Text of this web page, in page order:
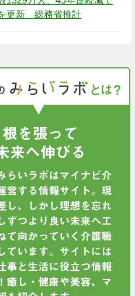
更新 総務省推計